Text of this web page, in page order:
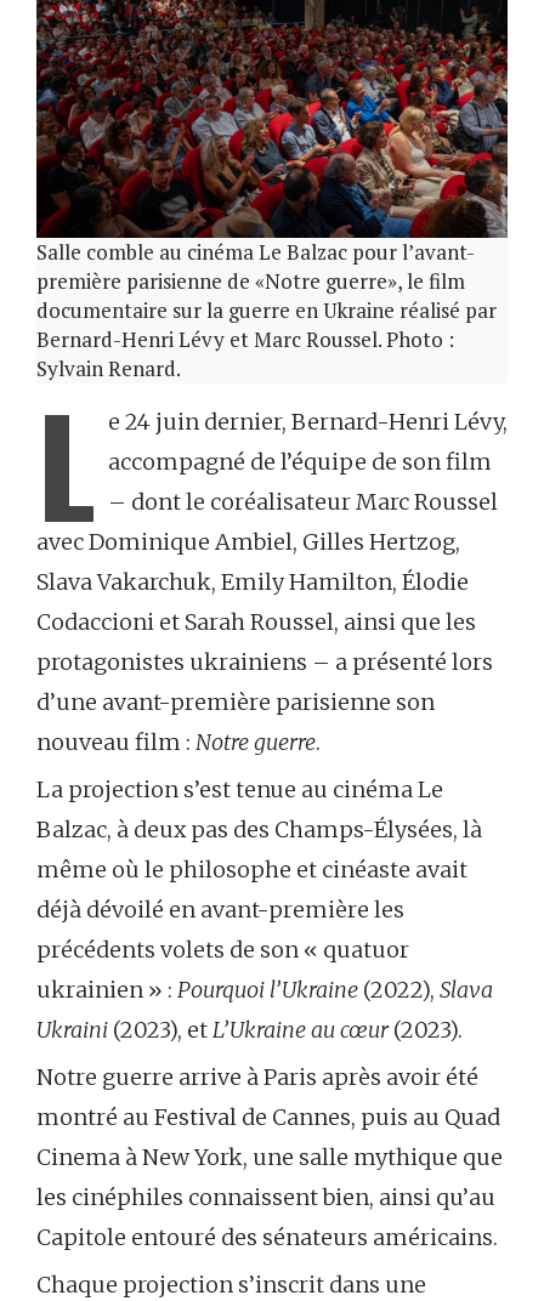
Salle comble au cinéma Le Balzac pour l’avant-
première parisienne de «Notre guerre», le film
documentaire sur la guerre en Ukraine réalisé par
Bernard-Henri Lévy et Marc Roussel. Photo :
Sylvain Renard.
L e 24 juin dernier, Bernard-Henri Lévy,
accompagné de l’équipe de son film
– dont le coréalisateur Marc Roussel
avec Dominique Ambiel, Gilles Hertzog,
Slava Vakarchuk, Emily Hamilton, Élodie
Codaccioni et Sarah Roussel, ainsi que les
protagonistes ukrainiens – a présenté lors
d’une avant-première parisienne son
nouveau film : Notre guerre.
La projection s’est tenue au cinéma Le
Balzac, à deux pas des Champs-Élysées, là
même où le philosophe et cinéaste avait
déjà dévoilé en avant-première les
précédents volets de son « quatuor
ukrainien » : Pourquoi l’Ukraine (2022), Slava
Ukraini (2023), etL’Ukraine au cœur(2023).
Notre guerre arrive à Paris après avoir été
montré au Festival de Cannes, puis au Quad
Cinema à New York, une salle mythique que
les cinéphiles connaissent bien, ainsi qu’au
Capitole entouré des sénateurs américains.
Chaque projection s’inscrit dans une